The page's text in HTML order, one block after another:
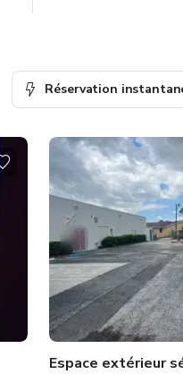
Réservation
Espace extérieur